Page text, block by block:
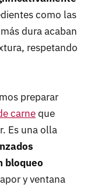
como las
dura acaban
respetando
preparar
carneque
Es una olla
bloqueo
y ventana